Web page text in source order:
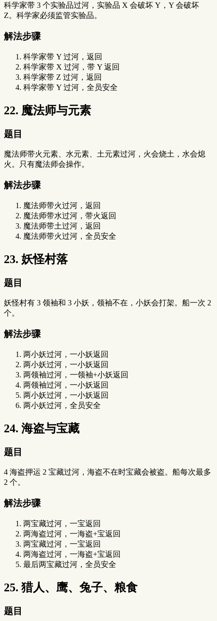
科学家带 3 个实验品过河，实验品 X 会破坏 Y，Y 会破坏
Z。科学家必须监管实验品。
解法步骤
科学家带 Y 过河，返回
科学家带 X 过河，带 Y 返回
科学家带 Z 过河，返回
科学家带 Y 过河，全员安全
22. 魔法师与元素
题目
魔法师带火元素、水元素、土元素过河，火会烧土，水会熄
火。只有魔法师会操作。
解法步骤
魔法师带火过河，返回
魔法师带水过河，带火返回
魔法师带土过河，返回
魔法师带火过河，全员安全
23. 妖怪村落
题目
妖怪村有 3 领袖和 3 小妖，领袖不在，小妖会打架。船一次 2
个。
解法步骤
两小妖过河，一小妖返回
两小妖过河，一小妖返回
两领袖过河，一领袖+小妖返回
两领袖过河，一小妖返回
两小妖过河，一小妖返回
两小妖过河，全员安全
24. 海盗与宝藏
题目
4 海盗押运 2 宝藏过河，海盗不在时宝藏会被盗。船每次最多
2 个。
解法步骤
两宝藏过河，一宝返回
两海盗过河，一海盗+宝返回
两宝藏过河，一宝返回
两海盗过河，一海盗+宝返回
最后两宝藏过河，全员安全
25. 猎人、鹰、兔子、粮食
题目